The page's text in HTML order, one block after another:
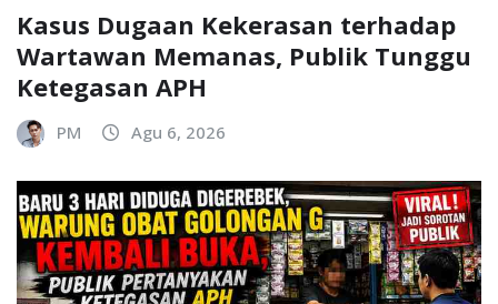
Kasus Dugaan Kekerasan terhadap
Wartawan Memanas, Publik Tunggu
Ketegasan APH
PM Agu 6, 2026